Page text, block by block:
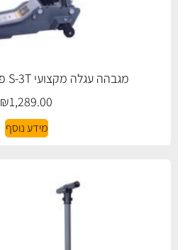
מגבהה עגלה מקצועי S-3T פרופיל-נמוך 3 טון
₪1,289.00
מידע נוסף